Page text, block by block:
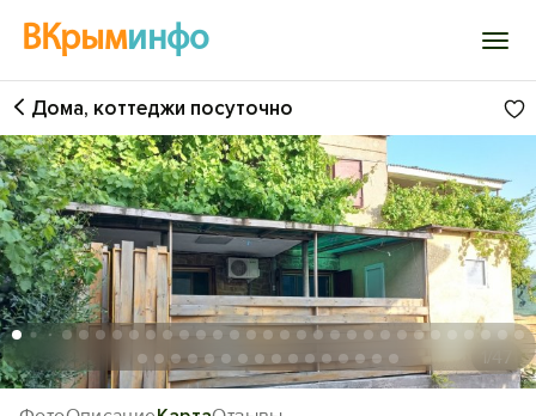
ВКрыминфо
Войти
Избранное
История просмотра
Добавить свой объект
Дома, коттеджи посуточно
1